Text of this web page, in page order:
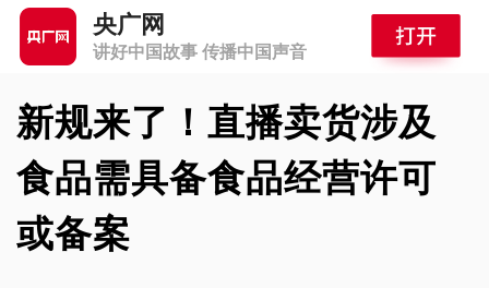
央广网
讲好中国故事 传播中国声音
新规来了！直播卖货涉及
食品需具备食品经营许可
或备案